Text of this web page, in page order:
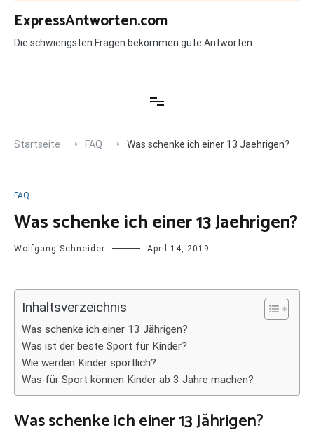
Zum
Inhalt
springen
ExpressAntworten.com
Die schwierigsten Fragen bekommen gute Antworten
Startseite FAQ Was schenke ich einer 13 Jaehrigen?
FAQ
Was schenke ich einer 13 Jaehrigen?
Wolfgang Schneider April 14, 2019
Inhaltsverzeichnis
Was schenke ich einer 13 Jährigen?
Was ist der beste Sport für Kinder?
Wie werden Kinder sportlich?
Was für Sport können Kinder ab 3 Jahre machen?
Was schenke ich einer 13 Jährigen?